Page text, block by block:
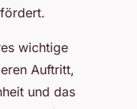
wichtige
Auftritt,
und das